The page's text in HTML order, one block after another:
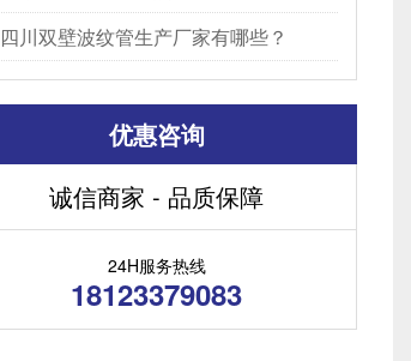
四川双壁波纹管生产厂家有哪些？
优惠咨询
诚信商家 - 品质保障
24H服务热线
18123379083